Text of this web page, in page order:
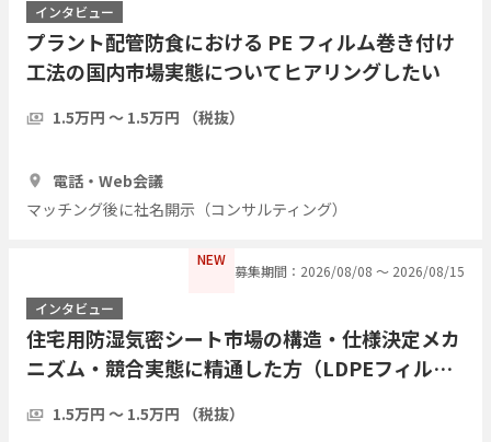
インタビュー
プラント配管防食における PE フィルム巻き付け
工法の国内市場実態についてヒアリングしたい
1.5万円 〜 1.5万円 （税抜）
電話・Web会議
マッチング後に社名開示（コンサルティング）
NEW
募集期間：2026/08/08 〜 2026/08/15
インタビュー
住宅用防湿気密シート市場の構造・仕様決定メカ
ニズム・競合実態に精通した方（LDPEフィル
グしたい
1.5万円 〜 1.5万円 （税抜）